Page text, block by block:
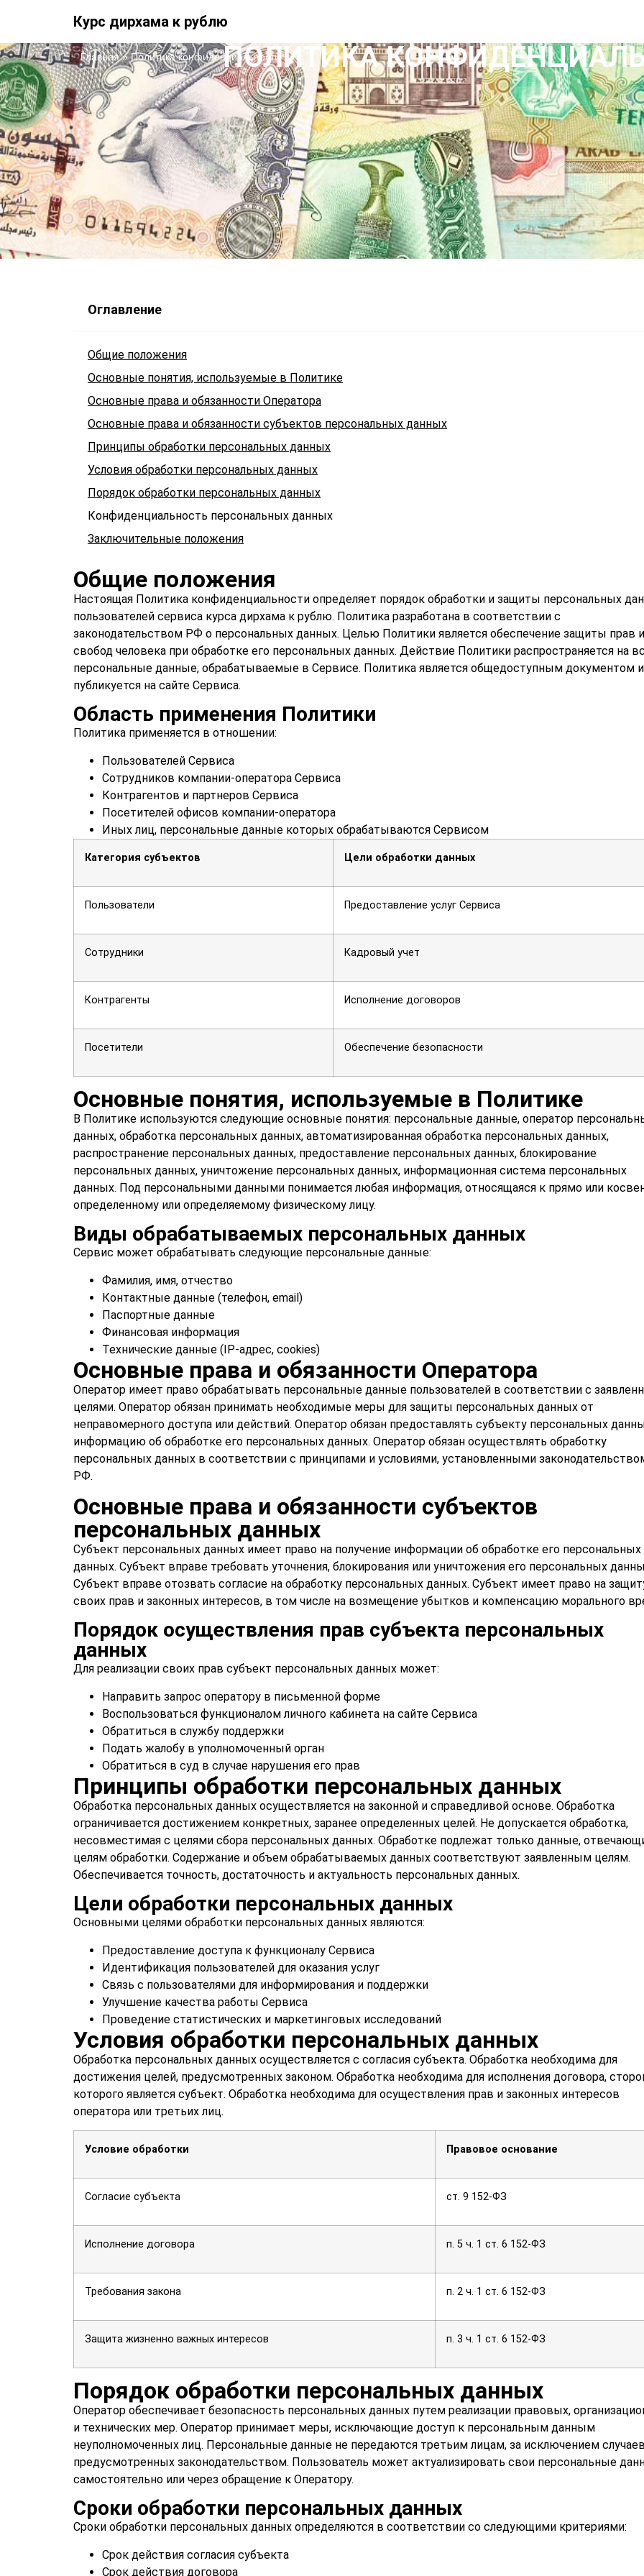
Курс дирхама к рублю
ПОЛИТИКА
Главная»Политика конфиденциальности
Оглавление
Общие положения
Основные понятия, используемые в Политике
Основные права и обязанности Оператора
Основные права и обязанности субъектов персональных данных
Принципы обработки персональных данных
Условия обработки персональных данных
Порядок обработки персональных данных
Конфиденциальность персональных данных
Заключительные положения
Общие положения
Настоящая Политика конфиденциальности определяет порядок обработки и защиты персональных
пользователей сервиса курса дирхама к рублю. Политика разработана в соответствии с
законодательством РФ о персональных данных. Целью Политики является обеспечение защиты прав и
свобод человека при обработке его персональных данных. Действие Политики распространяется на
персональные данные, обрабатываемые в Сервисе. Политика является общедоступным документом и
публикуется на сайте Сервиса.
Область применения Политики
Политика применяется в отношении:
Пользователей Сервиса
Сотрудников компании-оператора Сервиса
Контрагентов и партнеров Сервиса
Посетителей офисов компании-оператора
Иных лиц, персональные данные которых обрабатываются Сервисом
Категория субъектов Цели обработки данных
Пользователи Предоставление услуг Сервиса
Сотрудники Кадровый учет
Контрагенты Исполнение договоров
Посетители Обеспечение безопасности
Основные понятия, используемые в Политике
В Политике используются следующие основные понятия: персональные данные, оператор
данных, обработка персональных данных, автоматизированная обработка персональных данных,
распространение персональных данных, предоставление персональных данных, блокирование
персональных данных, уничтожение персональных данных, информационная система персональных
данных. Под персональными данными понимается любая информация, относящаяся к прямо или
определенному или определяемому физическому лицу.
Виды обрабатываемых персональных данных
Сервис может обрабатывать следующие персональные данные:
Фамилия, имя, отчество
Контактные данные (телефон, email)
Паспортные данные
Финансовая информация
Технические данные (IP-адрес, cookies)
Основные права и обязанности Оператора
Оператор имеет право обрабатывать персональные данные пользователей в соответствии с
целями. Оператор обязан принимать необходимые меры для защиты персональных данных от
неправомерного доступа или действий. Оператор обязан предоставлять субъекту персональных
информацию об обработке его персональных данных. Оператор обязан осуществлять обработку
персональных данных в соответствии с принципами и условиями, установленными
РФ.
Основные права и обязанности субъектов
персональных данных
Субъект персональных данных имеет право на получение информации об обработке его персональных
данных. Субъект вправе требовать уточнения, блокирования или уничтожения его персональных
Субъект вправе отозвать согласие на обработку персональных данных. Субъект имеет право на
своих прав и законных интересов, в том числе на возмещение убытков и компенсацию морального
Порядок осуществления прав субъекта персональных
данных
Для реализации своих прав субъект персональных данных может:
Направить запрос оператору в письменной форме
Воспользоваться функционалом личного кабинета на сайте Сервиса
Обратиться в службу поддержки
Подать жалобу в уполномоченный орган
Обратиться в суд в случае нарушения его прав
Принципы обработки персональных данных
Обработка персональных данных осуществляется на законной и справедливой основе. Обработка
ограничивается достижением конкретных, заранее определенных целей. Не допускается обработка,
несовместимая с целями сбора персональных данных. Обработке подлежат только данные,
целям обработки. Содержание и объем обрабатываемых данных соответствуют заявленным целям.
Обеспечивается точность, достаточность и актуальность персональных данных.
Цели обработки персональных данных
Основными целями обработки персональных данных являются:
Предоставление доступа к функционалу Сервиса
Идентификация пользователей для оказания услуг
Связь с пользователями для информирования и поддержки
Улучшение качества работы Сервиса
Проведение статистических и маркетинговых исследований
Условия обработки персональных данных
Обработка персональных данных осуществляется с согласия субъекта. Обработка необходима для
достижения целей, предусмотренных законом. Обработка необходима для исполнения договора,
которого является субъект. Обработка необходима для осуществления прав и законных интересов
оператора или третьих лиц.
Условие обработки Правовое основание
Согласие субъекта ст. 9 152-ФЗ
Исполнение договора п. 5 ч. 1 ст. 6 152-ФЗ
Требования закона п. 2 ч. 1 ст. 6 152-ФЗ
Защита жизненно важных интересов п. 3 ч. 1 ст. 6 152-ФЗ
Порядок обработки персональных данных
Оператор обеспечивает безопасность персональных данных путем реализации правовых,
и технических мер. Оператор принимает меры, исключающие доступ к персональным данным
неуполномоченных лиц. Персональные данные не передаются третьим лицам, за исключением
предусмотренных законодательством. Пользователь может актуализировать свои персональные
самостоятельно или через обращение к Оператору.
Сроки обработки персональных данных
Сроки обработки персональных данных определяются в соответствии со следующими критериями:
Срок действия согласия субъекта
Срок действия договора